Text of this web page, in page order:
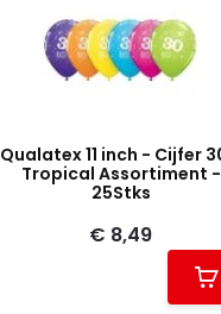
Qualatex 11 inch - Cijfer
Tropical Assortiment -
25Stks
€ 8,49